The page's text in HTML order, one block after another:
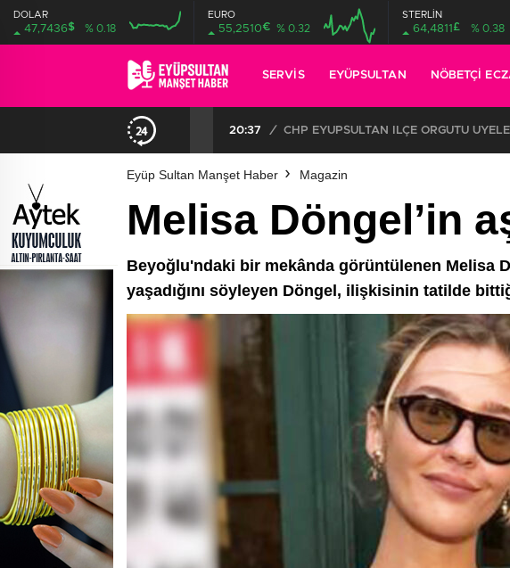
DOLAR
47,7436$ % 0.18
EURO
55,2510€ % 0.32
STERLİN
64,4811 £ % 0.38
SERVIS EYÜPSULTAN NÖBETÇI
19:40 / MHP EYÜPSULTAN TEŞKİLATI’NIN ACI
Eyüp Sultan Manşet Haber Magazin
Melisa Döngel’in
Beyoğlu'ndaki bir mekânda görüntülenen Melisa
yaşadığını söyleyen Döngel, ilişkisinin tatilde